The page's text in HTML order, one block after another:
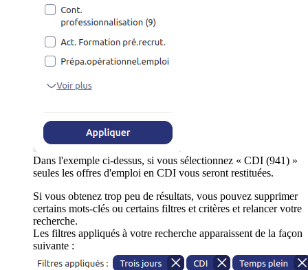
Dans l'exemple ci-dessus, si vous sélectionnez « CDI (941) »
seules les offres d'emploi en CDI vous seront restituées.
Si vous obtenez trop peu de résultats, vous pouvez supprimer
certains mots-clés ou certains filtres et critères et relancer votre
recherche.
Les filtres appliqués à votre recherche apparaissent de la façon
suivante :